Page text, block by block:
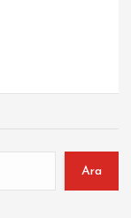
Ara